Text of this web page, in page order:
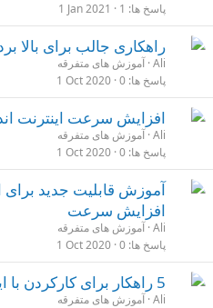
پاسخ ها 1
1 Jan 2021
راهکاری جالب برای بالا
Ali آموزش های متفرقه
پاسخ ها 0
1 Oct 2020
افزایش سرعت اینترنت
Ali آموزش های متفرقه
پاسخ ها 0
1 Oct 2020
آموزش قابلیت جدید برای
افزایش سرعت
Ali آموزش های متفرقه
پاسخ ها 0
1 Oct 2020
5 راهکار برای کارکردن با اینترنت کم سرعت!
Ali آموزش های متفرقه